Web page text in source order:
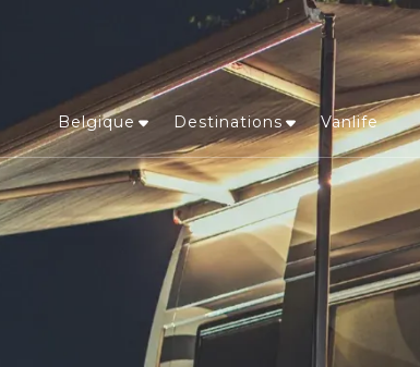
Belgique Destinations Vanlife